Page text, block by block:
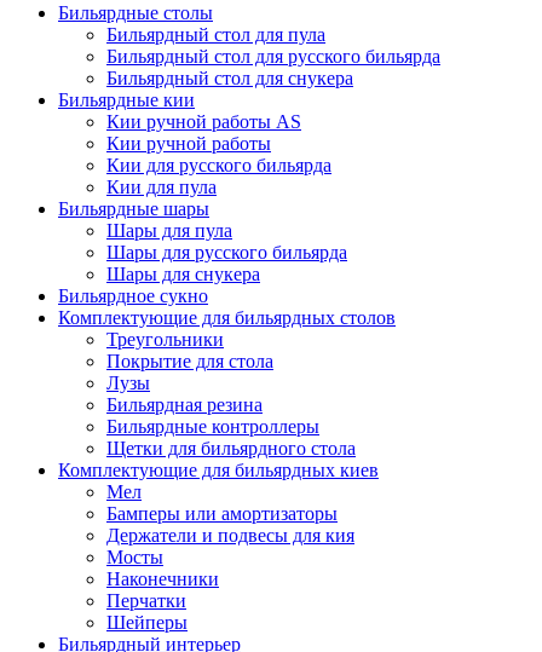
Бильярдные столы
Бильярдный стол для пула
Бильярдный стол для русского бильярда
Бильярдный стол для снукера
Бильярдные кии
Кии ручной работы AS
Кии ручной работы
Кии для русского бильярда
Кии для пула
Бильярдные шары
Шары для пула
Шары для русского бильярда
Шары для снукера
Бильярдное сукно
Комплектующие для бильярдных столов
Треугольники
Покрытие для стола
Лузы
Бильярдная резина
Бильярдные контроллеры
Щетки для бильярдного стола
Комплектующие для бильярдных киев
Мел
Бамперы или амортизаторы
Держатели и подвесы для кия
Мосты
Наконечники
Перчатки
Шейперы
Бильярдный интерьер